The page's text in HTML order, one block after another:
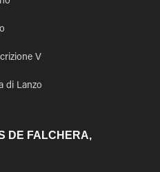
V
di Lanzo
DE FALCHERA,